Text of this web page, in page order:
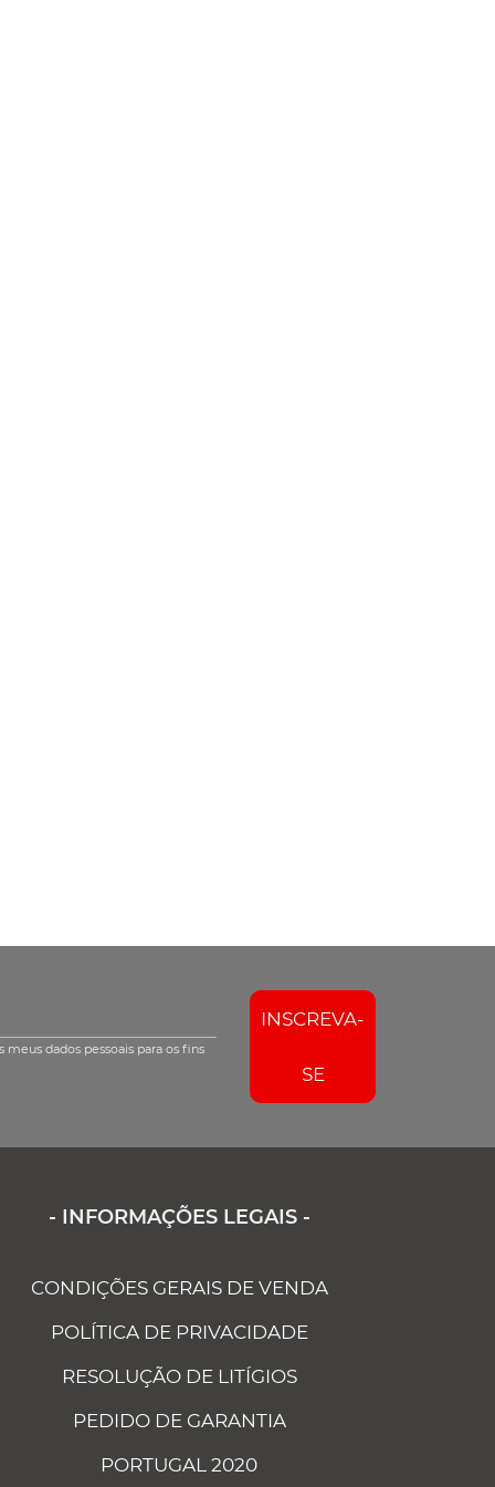
meus dados pessoais para os fins
INSCREVA-
SE
- INFORMAÇÕES LEGAIS -
CONDIÇÕES GERAIS DE VENDA
POLÍTICA DE PRIVACIDADE
RESOLUÇÃO DE LITÍGIOS
PEDIDO DE GARANTIA
PORTUGAL 2020